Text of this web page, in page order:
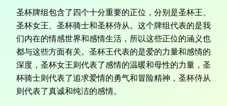
圣杯牌组包含了四个十分重要的正位，分别是圣杯王、
圣杯女王、圣杯骑士和圣杯侍从。这个牌组代表的是我
们内在的情感世界和感情生活，所以这些正位的涵义也
都与这些方面有关。圣杯王代表的是爱的力量和感情的
深度，圣杯女王则代表了感情的温暖和母性的力量，圣
杯骑士则代表了追求爱情的勇气和冒险精神，圣杯侍从
则代表了真诚和纯洁的感情。